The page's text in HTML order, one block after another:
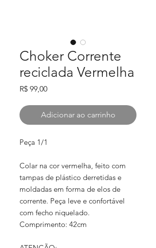
Choker Corrente
reciclada Vermelha
R$ 99,00Preço
Adicionar ao carrinho
Peça 1/1
Colar na cor vermelha, feito com
tampas de plástico derretidas e
moldadas em forma de elos de
corrente. Peça leve e confortável
com fecho niquelado.
Comprimento: 42cm